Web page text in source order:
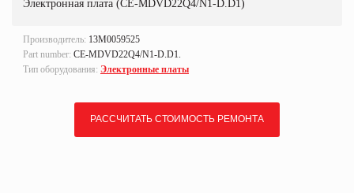
Электронная плата (CE-MDVD22Q4/N1-D.D1)
Производитель: 13M0059525
Part number: CE-MDVD22Q4/N1-D.D1.
Тип оборудования: Электронные платы
РАССЧИТАТЬ СТОИМОСТЬ РЕМОНТА